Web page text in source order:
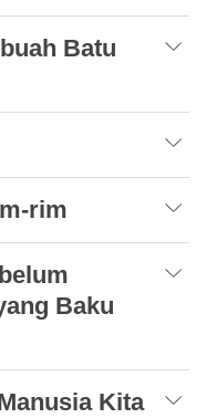
Batu
rim
Baku
Kita